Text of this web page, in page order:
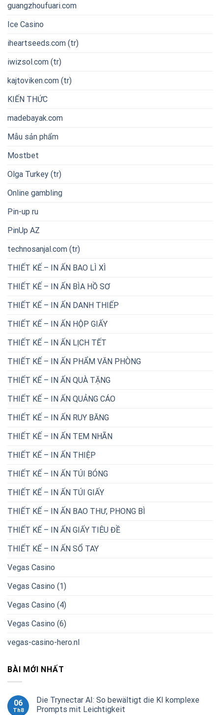
guangzhoufuari.com
Ice Casino
iheartseeds.com (tr)
iwizsol.com (tr)
kajtoviken.com (tr)
KIẾN THỨC
madebayak.com
Mẫu sản phẩm
Mostbet
Olga Turkey (tr)
Online gambling
Pin-up ru
PinUp AZ
technosanjal.com (tr)
THIẾT KẾ – IN ẤN BAO LÌ XÌ
THIẾT KẾ – IN ẤN BÌA HỒ SƠ
THIẾT KẾ – IN ẤN DANH THIẾP
THIẾT KẾ – IN ẤN HỘP GIẤY
THIẾT KẾ – IN ẤN LỊCH TẾT
THIẾT KẾ – IN ẤN PHẨM VĂN PHÒNG
THIẾT KẾ – IN ẤN QUÀ TẶNG
THIẾT KẾ – IN ẤN QUẢNG CÁO
THIẾT KẾ – IN ẤN RUY BĂNG
THIẾT KẾ – IN ẤN TEM NHÃN
THIẾT KẾ – IN ẤN THIỆP
THIẾT KẾ – IN ẤN TÚI BÓNG
THIẾT KẾ – IN ẤN TÚI GIẤY
THIẾT KẾ – IN ẤN BAO THƯ, PHONG BÌ
THIẾT KẾ – IN ẤN GIẤY TIÊU ĐỀ
THIẾT KẾ – IN ẤN SỔ TAY
Vegas Casino
Vegas Casino (1)
Vegas Casino (4)
Vegas Casino (6)
vegas-casino-hero.nl
BÀI MỚI NHẤT
06
Th8
Die Trynectar AI: So bewältigt die KI komplexe
Prompts mit Leichtigkeit